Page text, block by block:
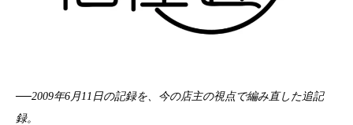
──2009年6月11日の記録を、今の店主の視点で編み直した追記
録。